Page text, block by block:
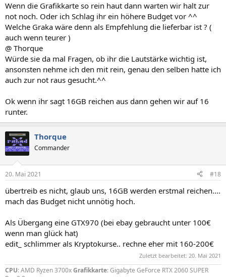
Wenn die Grafikkarte so rein haut dann warten wir halt zur
not noch. Oder ich Schlag ihr ein höhere Budget vor ^^
Welche Graka wäre denn als Empfehlung die lieferbar ist ? (
auch wenn teurer )
@ Thorque
Würde sie da mal Fragen, ob ihr die Lautstärke wichtig ist,
ansonsten nehme ich den mit rein, genau den selben hatte ich
auch zur not raus gesucht.^^
Ok wenn ihr sagt 16GB reichen aus dann gehen wir auf 16
runter.
Thorque
Commander
20. Mai 2021 #18
übertreib es nicht, glaub uns, 16GB werden erstmal reichen....
mach das Budget nicht unnötig hoch.
Als Übergang eine GTX970 (bei ebay gebraucht unter 100€
wenn man glück hat)
edit_ schlimmer als Kryptokurse.. rechne eher mit 160-200€
Zuletzt bearbeitet: 20. Mai 2021
CPU: AMD Ryzen 3700xGrafikkarte: Gigabyte GeForce RTX 2060 SUPER